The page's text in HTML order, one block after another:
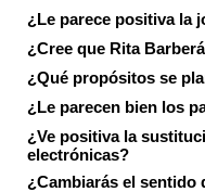
¿Le parece positiva la
¿Cree que Rita
¿Qué propósitos se
¿Le parecen bien los
¿Ve positiva la
electrónicas?
¿Cambiarás el sentido